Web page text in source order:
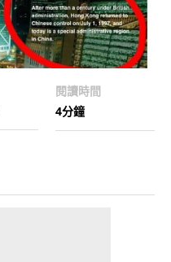
閱讀時間
4分鐘